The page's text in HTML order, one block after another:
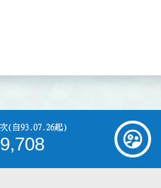
(自93.07.26起)